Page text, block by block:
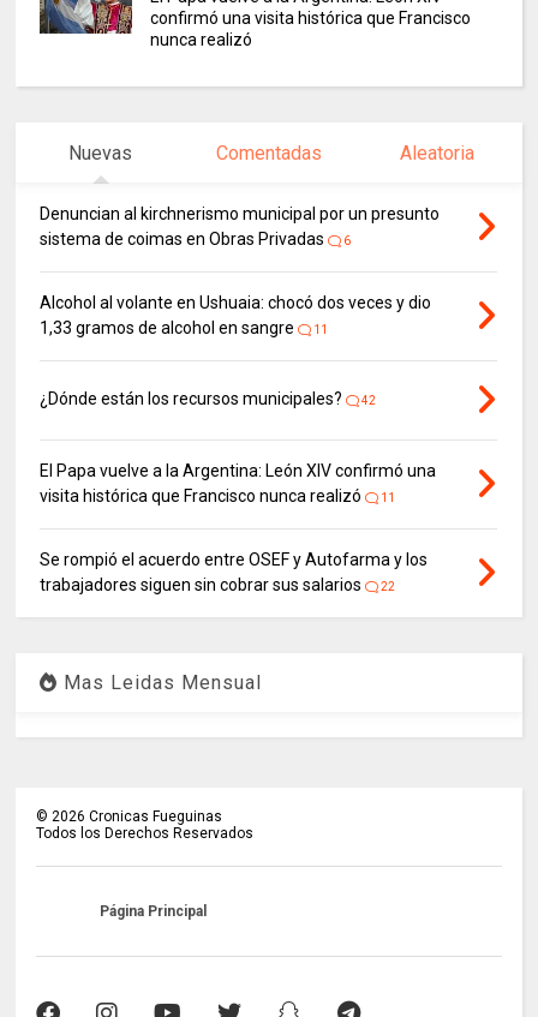
confirmó una visita histórica que Francisco
nunca realizó
Nuevas Comentadas Aleatoria
Denuncian al kirchnerismo municipal por un presunto
sistema de coimas en Obras Privadas
6
Alcohol al volante en Ushuaia: chocó dos veces y dio
1,33 gramos de alcohol en sangre
11
¿Dónde están los recursos municipales? 42
El Papa vuelve a la Argentina: León XIV confirmó una
visita histórica que Francisco nunca realizó
11
Se rompió el acuerdo entre OSEF y Autofarma y los
trabajadores siguen sin cobrar sus salarios
22
Mas Leidas Mensual
© 2026 Cronicas Fueguinas
Todos los Derechos Reservados
Página Principal